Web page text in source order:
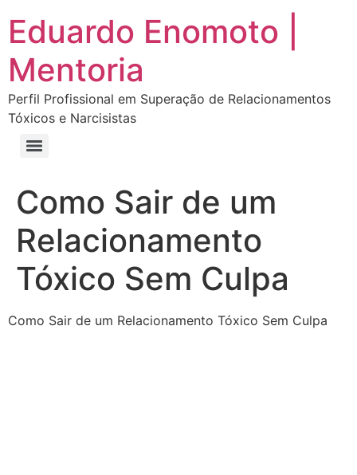
Eduardo Enomoto |
Mentoria
Perfil Profissional em Superação de Relacionamentos
Tóxicos e Narcisistas
Como Sair de um
Relacionamento
Tóxico Sem Culpa
Como Sair de um Relacionamento Tóxico Sem Culpa